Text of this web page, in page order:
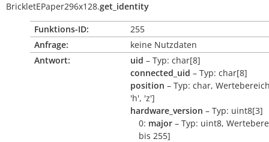
BrickletEPaper296x128.get_identity
Funktions-ID:
255
Anfrage:
keine Nutzdaten
Antwort:
uid – Typ: char[8]
connected_uid – Typ: char[8]
position – Typ: char,
'h', 'z']
hardware_version – Typ: uint8[3]
0: major – Typ: uint8,
bis 255]